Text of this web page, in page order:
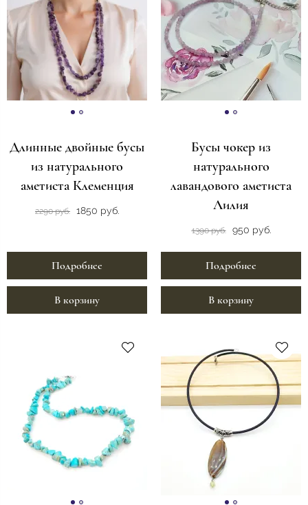
Длинные двойные бусы
из натурального
аметиста Клеменция
2290 руб. 1850 руб.
Подробнее
В корзину
Бусы чокер из
натурального
лавандового аметиста
Лилия
1390 руб. 950 руб.
Подробнее
В корзину